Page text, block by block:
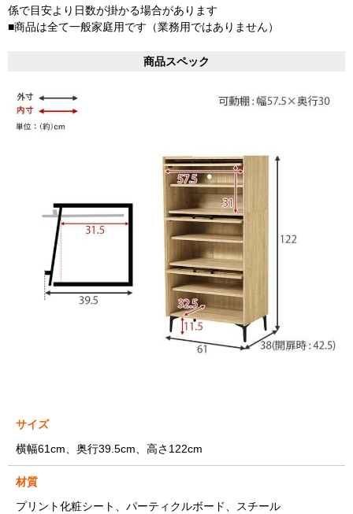
係で目安より日数が掛かる場合があります
■商品は全て一般家庭用です（業務用ではありません）
商品スペック
サイズ
横幅61cm、奥行39.5cm、高さ122cm
材質
プリント化粧シート、パーティクルボード、スチール